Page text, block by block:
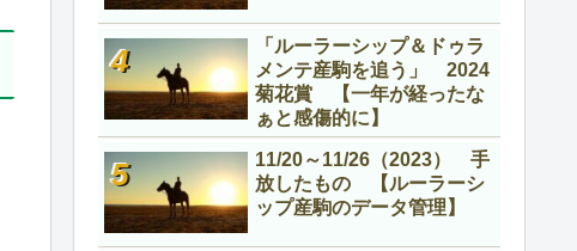
「ルーラーシップ＆ドゥラ
メンテ産駒を追う」 2024
菊花賞 【一年が経ったな
ぁと感傷的に】
11/20～11/26（2023） 手
放したもの 【ルーラーシ
ップ産駒のデータ管理】